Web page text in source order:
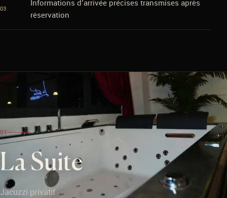
03
Informations d’arrivée précises transmises après
réservation
01
La Suite
Jacuzzi privatif